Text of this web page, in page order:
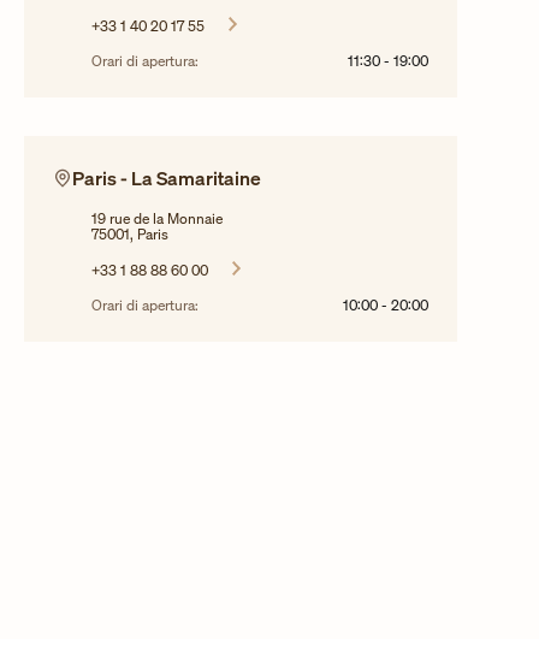
+33 1 40 20 17 55
Orari di apertura:
11:30 - 19:00
Paris - La Samaritaine
19 rue de la Monnaie
75001, Paris
+33 1 88 88 60 00
Orari di apertura:
10:00 - 20:00